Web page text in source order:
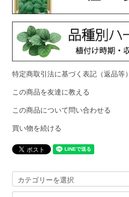
特定商取引法に基づく表記（返品等）
この商品を友達に教える
この商品について問い合わせる
買い物を続ける